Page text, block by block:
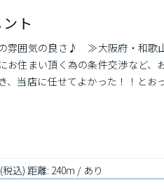
ト
雰囲気の良さ♪　≫大阪府・和歌
お住まい頂く為の条件交渉など
、当店に任せてよかった！！と
込) 距離: 240m / あり